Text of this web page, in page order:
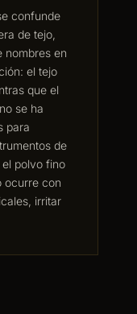
confunde
de tejo,
nombres en
el tejo
que el
se ha
para
de
polvo fino
ocurre con
irritar